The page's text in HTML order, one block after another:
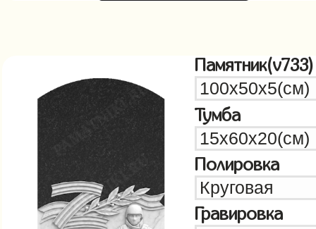
Памятник(v733)
Тумба
Полировка
Гравировка